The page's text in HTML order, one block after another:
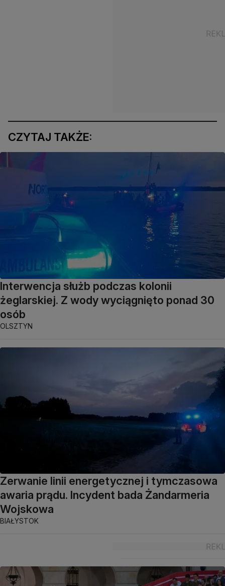
CZYTAJ TAKŻE:
Interwencja służb podczas kolonii
żeglarskiej. Z wody wyciągnięto ponad 30
osób
OLSZTYN
Zerwanie linii energetycznej i tymczasowa
awaria prądu. Incydent bada Żandarmeria
Wojskowa
BIAŁYSTOK